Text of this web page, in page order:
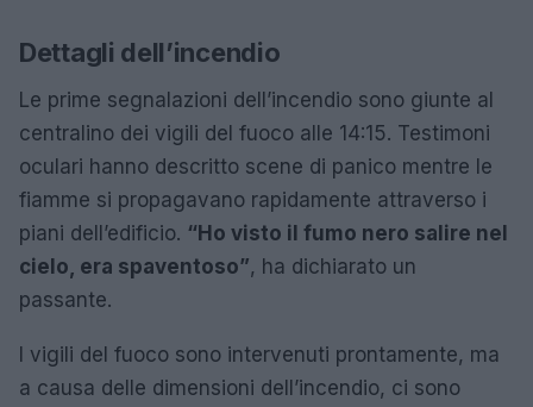
Dettagli dell’incendio
Le prime segnalazioni dell’incendio sono giunte al
centralino dei vigili del fuoco alle 14:15. Testimoni
oculari hanno descritto scene di panico mentre le
fiamme si propagavano rapidamente attraverso i
piani dell’edificio. “Ho visto il fumo nero salire nel
cielo, era spaventoso”, ha dichiarato un
passante.
I vigili del fuoco sono intervenuti prontamente, ma
a causa delle dimensioni dell’incendio, ci sono